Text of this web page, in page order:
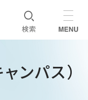
ンパス）